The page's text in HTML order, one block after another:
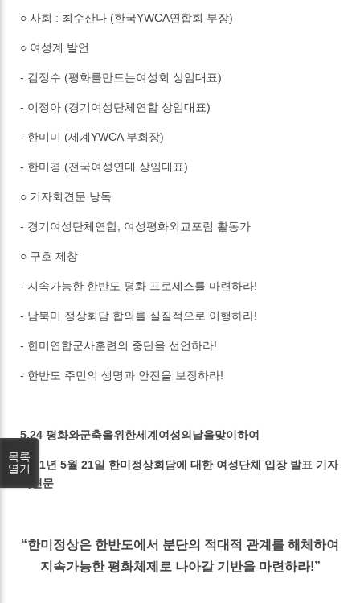
○ 사회 : 최수산나 (한국YWCA연합회 부장)
○ 여성계 발언
- 김정수 (평화를만드는여성회 상임대표)
- 이정아 (경기여성단체연합 상임대표)
- 한미미 (세계YWCA 부회장)
- 한미경 (전국여성연대 상임대표)
○ 기자회견문 낭독
- 경기여성단체연합, 여성평화외교포럼 활동가
○ 구호 제창
- 지속가능한 한반도 평화 프로세스를 마련하라!
- 남북미 정상회담 합의를 실질적으로 이행하라!
- 한미연합군사훈련의 중단을 선언하라!
- 한반도 주민의 생명과 안전을 보장하라!
5.24 평화와군축을위한세계여성의날을맞이하여
2021년 5월 21일 한미정상회담에 대한 여성단체 입장 발표 기자
회견문
“한미정상은 한반도에서 분단의 적대적 관계를 해체하여
지속가능한 평화체제로 나아갈 기반을 마련하라!”
목록
열기